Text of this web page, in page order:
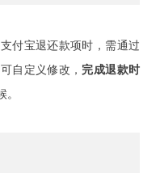
付宝退还款项时，需通过
自定义修改， 完成退款时